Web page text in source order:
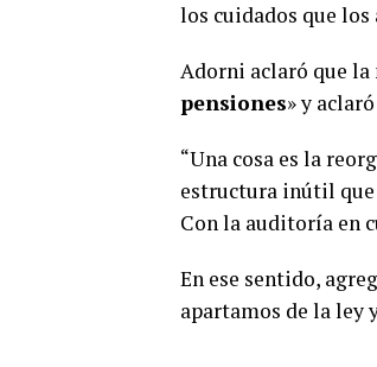
los cuidados que los
Adorni aclaró que
pensiones» y
“Una cosa es la
estructura inútil que
Con la auditoría en
En ese sentido,
apartamos de la ley